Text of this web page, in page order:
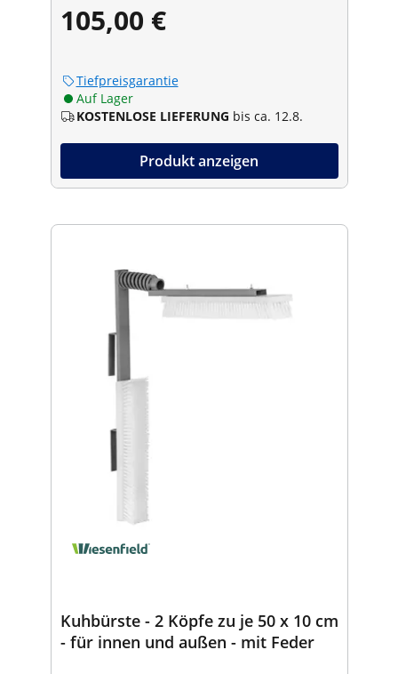
105,00 €
Tiefpreisgarantie
Auf Lager
KOSTENLOSE LIEFERUNG bis ca. 12.8.
Produkt anzeigen
Kuhbürste - 2 Köpfe zu je 50 x 10 cm
- für innen und außen - mit Feder